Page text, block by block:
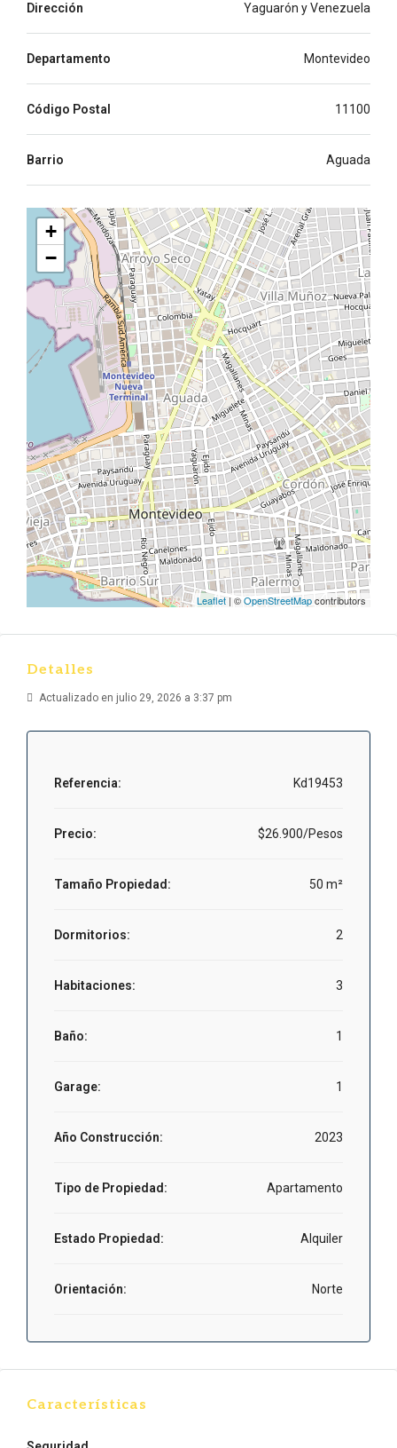
Dirección Yaguarón y Venezuela
Departamento Montevideo
Código Postal 11100
Barrio Aguada
+
−
Leaflet | ©OpenStreetMapcontributors
Detalles
Actualizado en julio 29, 2026 a 3:37 pm
Referencia: Kd19453
Precio: $26.900/Pesos
Tamaño Propiedad: 50 m²
Dormitorios: 2
Habitaciones: 3
Baño: 1
Garage: 1
Año Construcción: 2023
Tipo de Propiedad: Apartamento
Estado Propiedad: Alquiler
Orientación: Norte
Características